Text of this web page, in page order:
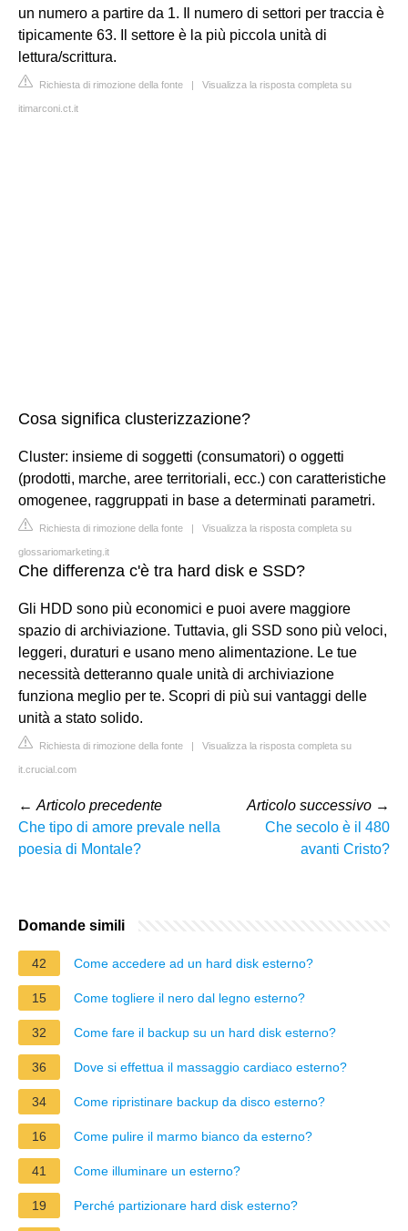
un numero a partire da 1. Il numero di settori per traccia è
tipicamente 63. Il settore è la più piccola unità di
lettura/scrittura.
Richiesta di rimozione della fonte | Visualizza la risposta completa su
itimarconi.ct.it
Cosa significa clusterizzazione?
Cluster: insieme di soggetti (consumatori) o oggetti
(prodotti, marche, aree territoriali, ecc.) con caratteristiche
omogenee, raggruppati in base a determinati parametri.
Richiesta di rimozione della fonte | Visualizza la risposta completa su
glossariomarketing.it
Che differenza c'è tra hard disk e SSD?
Gli HDD sono più economici e puoi avere maggiore
spazio di archiviazione. Tuttavia, gli SSD sono più veloci,
leggeri, duraturi e usano meno alimentazione. Le tue
necessità detteranno quale unità di archiviazione
funziona meglio per te. Scopri di più sui vantaggi delle
unità a stato solido.
Richiesta di rimozione della fonte | Visualizza la risposta completa su
it.crucial.com
← Articolo precedente
Che tipo di amore prevale nella
poesia di Montale?
Articolo successivo →
Che secolo è il 480
avanti Cristo?
Domande simili
42 Come accedere ad un hard disk esterno?
15 Come togliere il nero dal legno esterno?
32 Come fare il backup su un hard disk esterno?
36 Dove si effettua il massaggio cardiaco esterno?
34 Come ripristinare backup da disco esterno?
16 Come pulire il marmo bianco da esterno?
41 Come illuminare un esterno?
19 Perché partizionare hard disk esterno?